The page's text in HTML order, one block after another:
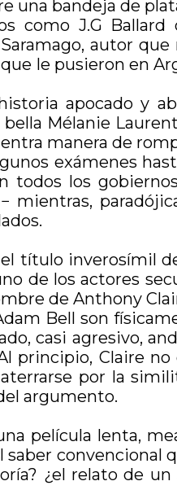
una bandeja de
como J.G Ballard
autor
le pusieron en
apocado y
Mélanie
manera de
exámenes
todos los
título inverosímil
de los actores
de Anthony
Bell son
casi agresivo,
principio, Claire
por la
argumento.
película lenta,
convencional
¿el relato de